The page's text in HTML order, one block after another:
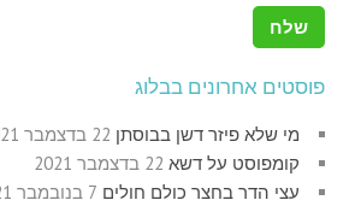
פוסטים אחרונים בבלוג
מי שלא פיזר דשן בבוסתן 22 בדצמבר 2021
קומפוסט על דשא 22 בדצמבר 2021
עצי הדר בחצר כולם חולים 7 בנובמבר 2021